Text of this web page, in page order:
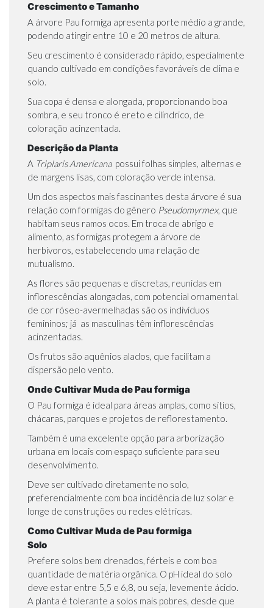
Crescimento e Tamanho
A árvore Pau formiga apresenta porte médio a grande,
podendo atingir entre 10 e 20 metros de altura.
Seu crescimento é considerado rápido, especialmente
quando cultivado em condições favoráveis de clima e
solo.
Sua copa é densa e alongada, proporcionando boa
sombra, e seu tronco é ereto e cilíndrico, de
coloração acinzentada.
Descrição da Planta
A Triplaris Americanapossui folhas simples, alternas e
de margens lisas, com coloração verde intensa.
Um dos aspectos mais fascinantes desta árvore é sua
relação com formigas do gênero Pseudomyrmex, que
habitam seus ramos ocos. Em troca de abrigo e
alimento, as formigas protegem a árvore de
herbívoros, estabelecendo uma relação de
mutualismo.
As flores são pequenas e discretas, reunidas em
inflorescências alongadas, com potencial ornamental.
de cor róseo-avermelhadas são os indivíduos
femininos; já as masculinas têm inflorescências
acinzentadas.
Os frutos são aquênios alados, que facilitam a
dispersão pelo vento.
Onde Cultivar Muda de Pau formiga
O Pau formiga é ideal para áreas amplas, como sítios,
chácaras, parques e projetos de reflorestamento.
Também é uma excelente opção para arborização
urbana em locais com espaço suficiente para seu
desenvolvimento.
Deve ser cultivado diretamente no solo,
preferencialmente com boa incidência de luz solar e
longe de construções ou redes elétricas.
Como Cultivar Muda de Pau formiga
Solo
Prefere solos bem drenados, férteis e com boa
quantidade de matéria orgânica. O pH ideal do solo
deve estar entre 5,5 e 6,8, ou seja, levemente ácido.
A planta é tolerante a solos mais pobres, desde que